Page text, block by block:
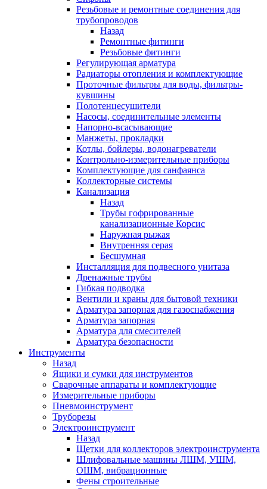
Резьбовые и ремонтные соединения для
трубопроводов
Назад
Ремонтные фитинги
Резьбовые фитинги
Регулирующая арматура
Радиаторы отопления и комплектующие
Проточные фильтры для воды, фильтры-
кувшины
Полотенцесушители
Насосы, соединительные элементы
Напорно-всасывающие
Манжеты, прокладки
Котлы, бойлеры, водонагреватели
Контрольно-измерительные приборы
Комплектующие для санфаянса
Коллекторные системы
Канализация
Назад
Трубы гофрированные
канализационные Корсис
Наружная рыжая
Внутренняя серая
Бесшумная
Инсталляция для подвесного унитаза
Дренажные трубы
Гибкая подводка
Вентили и краны для бытовой техники
Арматура запорная для газоснабжения
Арматура запорная
Арматура для смесителей
Арматура безопасности
Инструменты
Назад
Ящики и сумки для инструментов
Сварочные аппараты и комплектующие
Измерительные приборы
Пневмоинструмент
Труборезы
Электроинструмент
Назад
Щетки для коллекторов электроинструмента
Шлифовальные машины ЛШМ, УШМ,
ОШМ, вибрационные
Фены строительные